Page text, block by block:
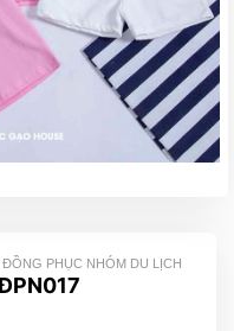
ĐỒNG PHỤC NHÓM DU LỊCH